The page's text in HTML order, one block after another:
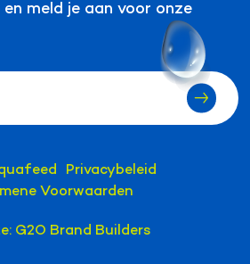
meld je aan voor onze
Privacybeleid
Voorwaarden
G2O Brand Builders